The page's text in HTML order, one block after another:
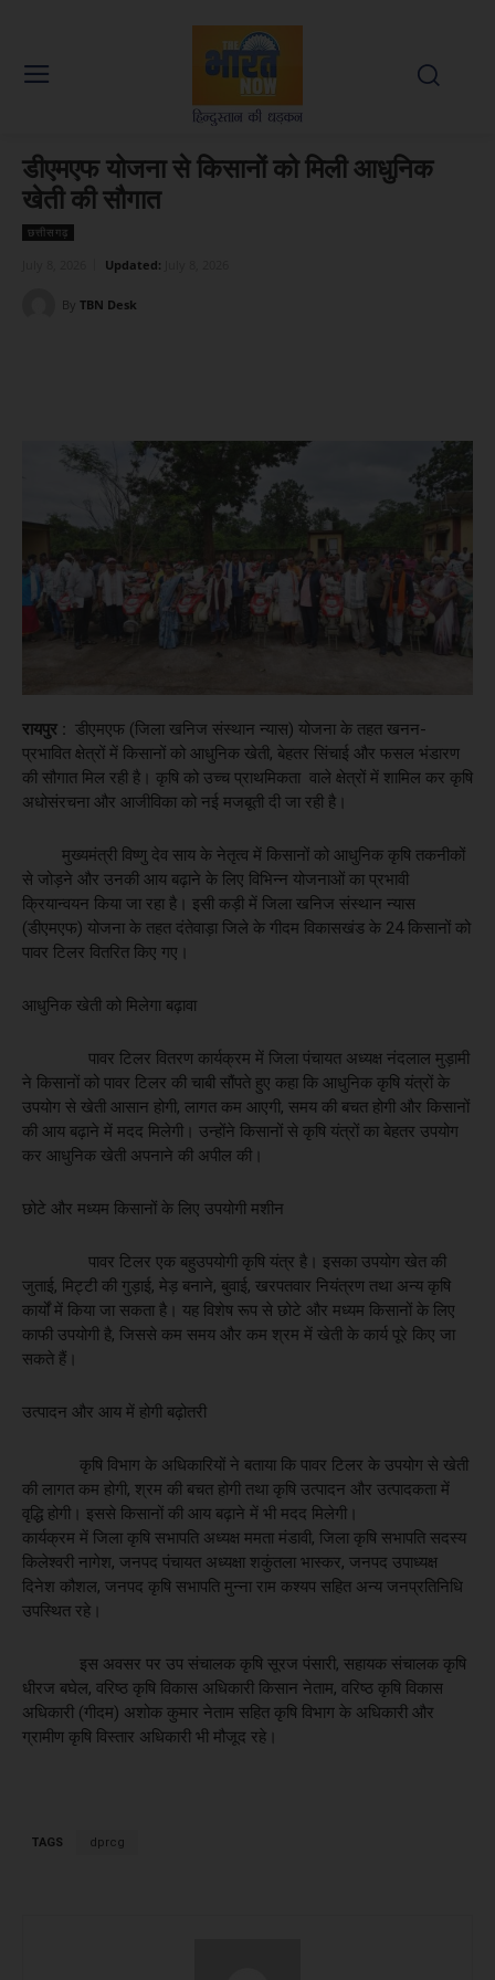
डीएमएफ योजना से किसानों को मिली आधुनिक
खेती की सौगात
छत्तीसगढ़
Updated:
By TBN Desk
रायपुर : डीएमएफ (जिला खनिज संस्थान न्यास) योजना के तहत खनन-
प्रभावित क्षेत्रों में किसानों को आधुनिक खेती, बेहतर सिंचाई और फसल भंडारण
की सौगात मिल रही है। कृषि को उच्च प्राथमिकता वाले क्षेत्रों में शामिल कर कृषि
अधोसंरचना और आजीविका को नई मजबूती दी जा रही है।
मुख्यमंत्री विष्णु देव साय के नेतृत्व में किसानों को आधुनिक कृषि तकनीकों
से जोड़ने और उनकी आय बढ़ाने के लिए विभिन्न योजनाओं का प्रभावी
क्रियान्वयन किया जा रहा है। इसी कड़ी में जिला खनिज संस्थान न्यास
(डीएमएफ) योजना के तहत दंतेवाड़ा जिले के गीदम विकासखंड के 24 किसानों को
पावर टिलर वितरित किए गए।
आधुनिक खेती को मिलेगा बढ़ावा
पावर टिलर वितरण कार्यक्रम में जिला पंचायत अध्यक्ष नंदलाल मुड़ामी
ने किसानों को पावर टिलर की चाबी सौंपते हुए कहा कि आधुनिक कृषि यंत्रों के
उपयोग से खेती आसान होगी, लागत कम आएगी, समय की बचत होगी और किसानों
की आय बढ़ाने में मदद मिलेगी। उन्होंने किसानों से कृषि यंत्रों का बेहतर उपयोग
कर आधुनिक खेती अपनाने की अपील की।
छोटे और मध्यम किसानों के लिए उपयोगी मशीन
पावर टिलर एक बहुउपयोगी कृषि यंत्र है। इसका उपयोग खेत की
जुताई, मिट्टी की गुड़ाई, मेड़ बनाने, बुवाई, खरपतवार नियंत्रण तथा अन्य कृषि
कार्यों में किया जा सकता है। यह विशेष रूप से छोटे और मध्यम किसानों के लिए
काफी उपयोगी है, जिससे कम समय और कम श्रम में खेती के कार्य पूरे किए जा
सकते हैं।
उत्पादन और आय में होगी बढ़ोतरी
कृषि विभाग के अधिकारियों ने बताया कि पावर टिलर के उपयोग से खेती
की लागत कम होगी, श्रम की बचत होगी तथा कृषि उत्पादन और उत्पादकता में
वृद्धि होगी। इससे किसानों की आय बढ़ाने में भी मदद मिलेगी।
कार्यक्रम में जिला कृषि सभापति अध्यक्ष ममता मंडावी, जिला कृषि सभापति सदस्य
किलेश्वरी नागेश, जनपद पंचायत अध्यक्षा शकुंतला भास्कर, जनपद उपाध्यक्ष
दिनेश कौशल, जनपद कृषि सभापति मुन्ना राम कश्यप सहित अन्य जनप्रतिनिधि
उपस्थित रहे।
इस अवसर पर उप संचालक कृषि सूरज पंसारी, सहायक संचालक कृषि
धीरज बघेल, वरिष्ठ कृषि विकास अधिकारी किसान नेताम, वरिष्ठ कृषि विकास
अधिकारी (गीदम) अशोक कुमार नेताम सहित कृषि विभाग के अधिकारी और
ग्रामीण कृषि विस्तार अधिकारी भी मौजूद रहे।
TAGS dprcg